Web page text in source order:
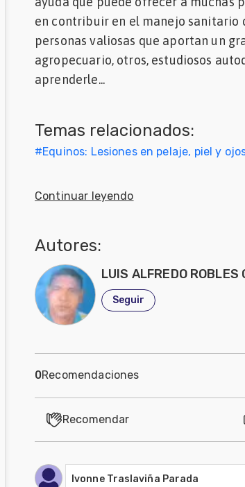
Ganadería
Micotoxinas
Porcicultura
en contribuir en el manejo sanitario
personas valiosas que aportan un
agropecuario, otros, estudiosos
aprenderle...
Temas relacionados:
#Equinos: Lesiones en pelaje, piel y
Continuar leyendo
Autores:
LUIS ALFREDO ROBLES
Seguir
0Recomendaciones
Recomendar
Ivonne Traslaviña Parada